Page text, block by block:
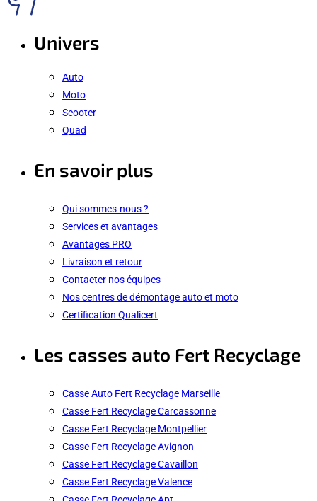
Univers
Auto
Moto
Scooter
Quad
En savoir plus
Qui sommes-nous ?
Services et avantages
Avantages PRO
Livraison et retour
Contacter nos équipes
Nos centres de démontage auto et moto
Certification Qualicert
Les casses auto Fert Recyclage
Casse Auto Fert Recyclage Marseille
Casse Fert Recyclage Carcassonne
Casse Fert Recyclage Montpellier
Casse Fert Recyclage Avignon
Casse Fert Recyclage Cavaillon
Casse Fert Recyclage Valence